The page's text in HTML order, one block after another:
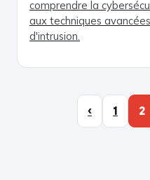
comprendre la
aux techniques
d'intrusion.
‹ 1 2